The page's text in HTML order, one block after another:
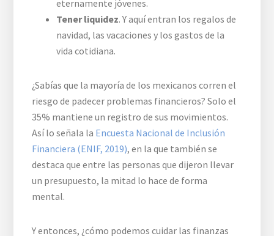
eternamente jóvenes.
Tener liquidez. Y aquí entran los regalos de
navidad, las vacaciones y los gastos de la
vida cotidiana.
¿Sabías que la mayoría de los mexicanos corren el
riesgo de padecer problemas financieros? Solo el
35% mantiene un registro de sus movimientos.
Así lo señala la Encuesta Nacional de Inclusión
Financiera (ENIF, 2019), en la que también se
destaca que entre las personas que dijeron llevar
un presupuesto, la mitad lo hace de forma
mental.
Y entonces, ¿cómo podemos cuidar las finanzas